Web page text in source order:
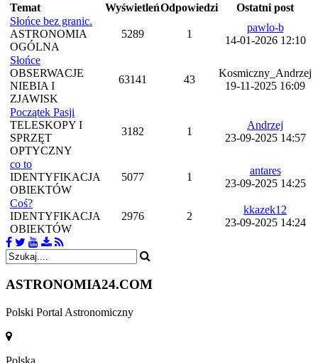
Temat WyświetleńOdpowiedzi
Ostatni post
Słońce bez granic.
ASTRONOMIA
OGÓLNA
5289 1
pawlo-b
14-01-2026 12:10
Słońce
OBSERWACJE
NIEBIA I
ZJAWISK
63141 43
Kosmiczny_Andrzej
19-11-2025 16:09
Początek Pasji
TELESKOPY I
SPRZĘT
OPTYCZNY
3182 1
Andrzej
23-09-2025 14:57
co to
IDENTYFIKACJA
OBIEKTÓW
5077 1
antares
23-09-2025 14:25
Coś?
IDENTYFIKACJA
OBIEKTÓW
2976 2
kkazek12
23-09-2025 14:24
ASTRONOMIA24.COM
Polski Portal Astronomiczny
Polska